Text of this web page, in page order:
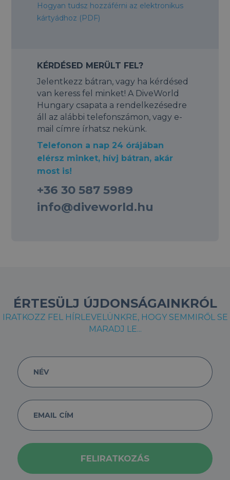
Hogyan tudsz hozzáférni az elektronikus
kártyádhoz (PDF)
KÉRDÉSED MERÜLT FEL?
Jelentkezz bátran, vagy ha kérdésed
van keress fel minket! A DiveWorld
Hungary csapata a rendelkezésedre
áll az alábbi telefonszámon, vagy e-
mail címre írhatsz nekünk.
Telefonon a nap 24 órájában
elérsz minket, hívj bátran, akár
most is!
+36 30 587 5989
info@diveworld.hu
ÉRTESÜLJ ÚJDONSÁGAINKRÓL
IRATKOZZ FEL HÍRLEVELÜNKRE, HOGY SEMMIRŐL SE
MARADJ LE...